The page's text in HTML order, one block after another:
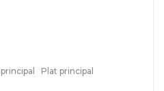
Plat principal